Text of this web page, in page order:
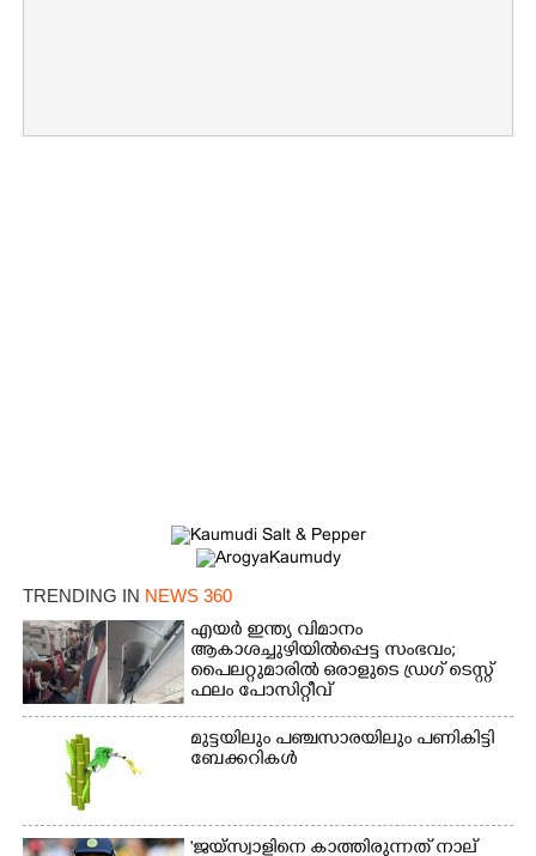
TRENDING IN NEWS 360
എയർ ഇന്ത്യ വിമാനം
ആകാശച്ചുഴിയിൽപ്പെട്ട സംഭവം;
പൈലറ്റുമാരിൽ ഒരാളുടെ ഡ്രഗ് ടെസ്റ്റ്
ഫലം പോസിറ്റീവ്
മുട്ടയിലും പഞ്ചസാരയിലും പണികിട്ടി
ബേക്കറികൾ
'ജയ്സ്വാളിനെ കാത്തിരുന്നത് നാല്